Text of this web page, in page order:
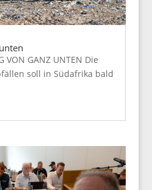
VON GANZ UNTEN Die
soll in Südafrika bald